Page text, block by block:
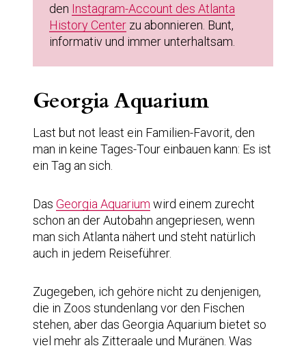
den Instagram-Account des Atlanta
History Center zu abonnieren. Bunt,
informativ und immer unterhaltsam.
Georgia Aquarium
Last but not least ein Familien-Favorit, den
man in keine Tages-Tour einbauen kann: Es ist
ein Tag an sich.
Das Georgia Aquarium wird einem zurecht
schon an der Autobahn angepriesen, wenn
man sich Atlanta nähert und steht natürlich
auch in jedem Reiseführer.
Zugegeben, ich gehöre nicht zu denjenigen,
die in Zoos stundenlang vor den Fischen
stehen, aber das Georgia Aquarium bietet so
viel mehr als Zitteraale und Muränen. Was